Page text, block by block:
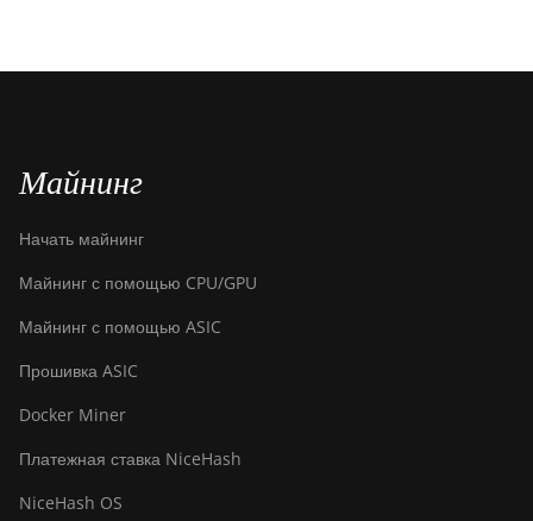
Майнинг
Начать майнинг
Майнинг с помощью CPU/GPU
Майнинг с помощью ASIC
Прошивка ASIC
Docker Miner
Платежная ставка NiceHash
NiceHash OS